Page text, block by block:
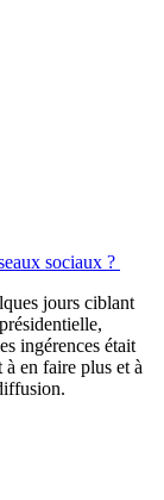
sociaux ?
jours ciblant
ingérences était
en faire plus et à